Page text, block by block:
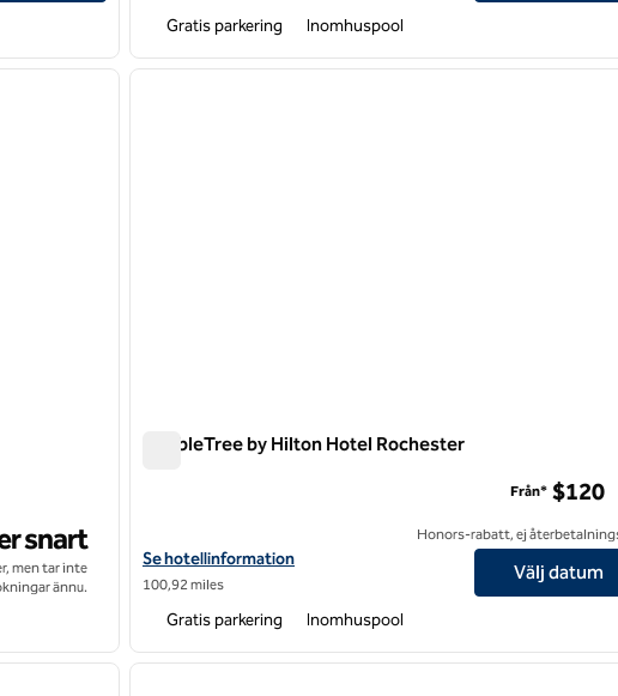
Gratis parkering Inomhuspool
nästa bild
snart
men tar inte
ännu.
1 av 12
DoubleTree by Hilton Hotel Rochester
Visa hotelluppgifter för DoubleTree by Hilton Hotel Rochester
Se hotellinformation
100,92 miles
Från* $120
Honors-rabatt, ej
Välj datum
Gratis parkering Inomhuspool
nästa bild1 av 12